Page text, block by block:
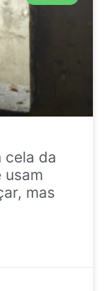
cela da
usam
mas